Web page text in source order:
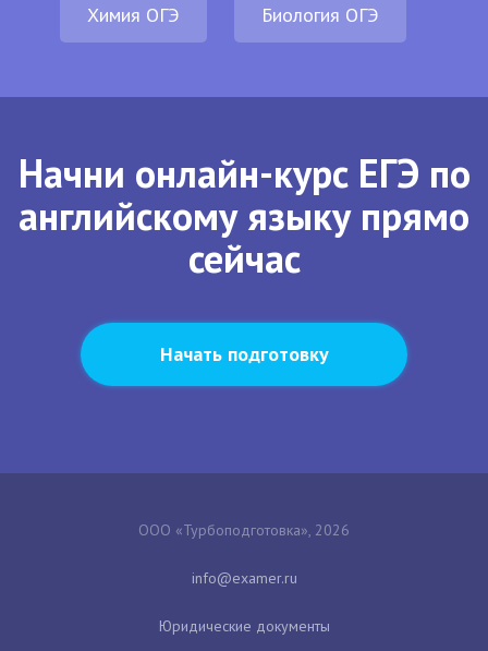
Химия ОГЭ Биология ОГЭ
Начни онлайн-курс ЕГЭ по
английскому языку прямо
сейчас
Начать подготовку
ООО «Турбоподготовка», 2026
Юридические документы